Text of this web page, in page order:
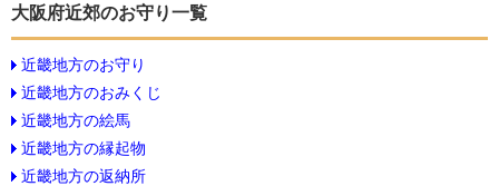
大阪府近郊のお守り一覧
近畿地方のお守り
近畿地方のおみくじ
近畿地方の絵馬
近畿地方の縁起物
近畿地方の返納所